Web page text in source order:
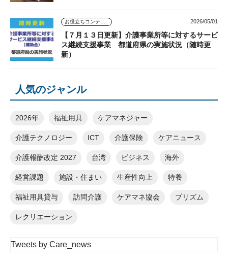
2026/05/01
【７月１３日更新】介護事業所等に対するサービ
ス継続支援事業 都道府県の実施状況（随時更
新）
人気のジャンル
2026年 福祉用具 ケアマネジャー
介護テクノロジー ICT 介護保険 ケアニュース
介護報酬改定 2027 台湾 ビジネス 海外
経営課題 施設・住まい 生産性向上 特養
福祉用具貸与 訪問介護 ケアマネ協会 プリズム
レクリエーション
Tweets by Care_news